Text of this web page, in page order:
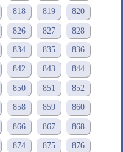
818 819 820
826 827 828
834 835 836
842 843 844
850 851 852
858 859 860
866 867 868
874 875 876